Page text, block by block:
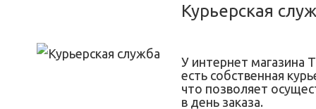
Курьерская
У интернет магазина
есть собственная
что позволяет
в день заказа.